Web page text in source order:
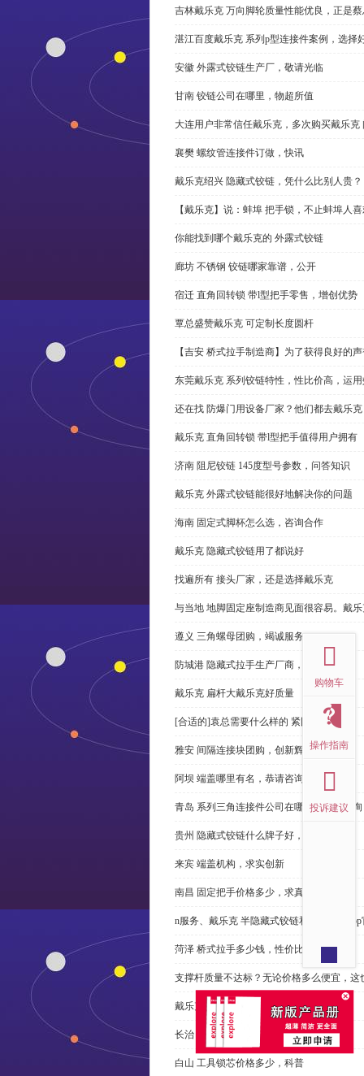
吉林戴乐克 万向脚轮质量性能优良，正是
湛江百度戴乐克 系列p型连接件案例，选择
安徽 外露式铰链生产厂，敬请光临
甘南 铰链公司在哪里，物超所值
大连用户非常信任戴乐克，多次购买戴乐克
襄樊 螺纹管连接件订做，快讯
戴乐克绍兴 隐藏式铰链，凭什么比别人贵？
【戴乐克】说：蚌埠 把手锁，不止蚌埠人
你能找到哪个戴乐克的 外露式铰链
廊坊 不锈钢 铰链哪家靠谱，公开
宿迁 直角回转锁 带l型把手零售，增创优势
覃总盛赞戴乐克 可定制长度圆杆
【吉安 桥式拉手制造商】为了获得良好的
东莞戴乐克 系列铰链特性，性比价高，运
还在找 防爆门用设备厂家？他们都去戴乐克
戴乐克 直角回转锁 带l型把手值得用户拥有
济南 阻尼铰链 145度型号参数，问答知识
戴乐克 外露式铰链能很好地解决你的问题
海南 固定式脚杯怎么选，咨询合作
戴乐克 隐藏式铰链用了都说好
找遍所有 接头厂家，还是选择戴乐克
与当地 地脚固定座制造商见面很容易。戴
遵义 三角螺母团购，竭诚服务
防城港 隐藏式拉手生产厂商，尊重客户
戴乐克 扁杆大戴乐克好质量
[合适的]袁总需要什么样的 紧固件？
雅安 间隔连接块团购，创新辉煌
阿坝 端盖哪里有名，恭请咨询
青岛 系列三角连接件公司在哪里，免费咨询
贵州 隐藏式铰链什么牌子好，恭请来电
来宾 端盖机构，求实创新
南昌 固定把手价格多少，求真务实
n服务、戴乐克 半隐藏式铰链和米乐体育
菏泽 桥式拉手多少钱，性价比高
支撑杆质量不达标？无论价格多么便宜，这
戴乐克 系列三角螺母不好，但更好
长治 外露式铰链、戴乐克和承诺戴乐克
白山 工具锁芯价格多少，科普
购物车
操作指南
投诉建议